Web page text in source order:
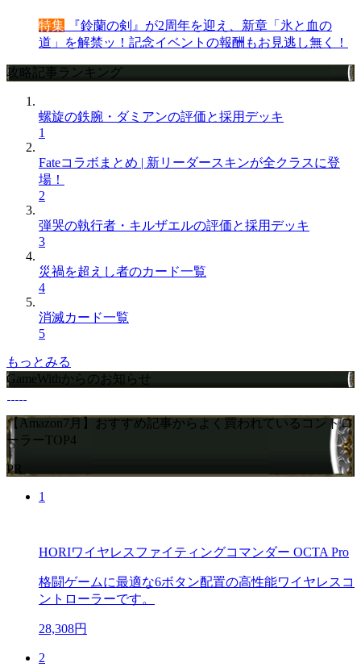
特集 『鈴蘭の剣』が2周年を迎え、新章「氷と血の
道」を解禁ッ！記念イベントの報酬もお見逃し無く！
攻略記事ランキング
螺旋の鉄腕・ダミアンの評価と採用デッキ
1
Fateコラボまとめ | 新リーダースキンが全クラスに登
場！
2
弾哭の執行者・キルザエルの評価と採用デッキ
3
災禍を超えし者のカード一覧
4
消滅カード一覧
5
もっとみる
GameWithからのお知らせ
【Amazon7月】おすすめ記事からよく買われているコントロ
ーラーTOP4
PR
1
HORIワイヤレスファイティングコマンダー OCTA Pro
格闘ゲームに最適な6ボタン配置の高性能ワイヤレスコ
ントローラーです。
28,308円
2